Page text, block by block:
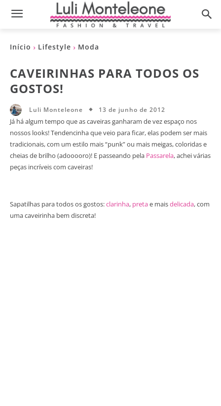
Início Lifestyle Moda
CAVEIRINHAS PARA TODOS OS
GOSTOS!
Luli Monteleone 13 de junho de 2012
Já há algum tempo que as caveiras ganharam de vez espaço nos
nossos looks! Tendencinha que veio para ficar, elas podem ser mais
tradicionais, com um estilo mais “punk” ou mais meigas, coloridas e
cheias de brilho (adooooro)! E passeando pela Passarela, achei várias
peças incríveis com caveiras!
Sapatilhas para todos os gostos:clarinha, pretae maisdelicada, com
uma caveirinha bem discreta!